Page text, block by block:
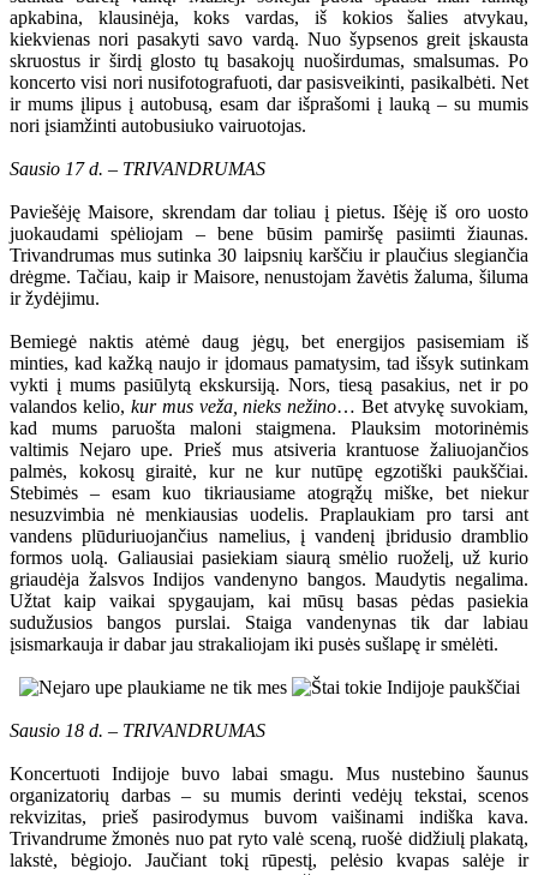
apkabina, klausinėja, koks vardas, iš kokios šalies atvykau,
kiekvienas nori pasakyti savo vardą. Nuo šypsenos greit įskausta
skruostus ir širdį glosto tų basakojų nuoširdumas, smalsumas. Po
koncerto visi nori nusifotografuoti, dar pasisveikinti, pasikalbėti. Net
ir mums įlipus į autobusą, esam dar išprašomi į lauką – su mumis
nori įsiamžinti autobusiuko vairuotojas.
Sausio 17 d. – TRIVANDRUMAS
Paviešėję Maisore, skrendam dar toliau į pietus. Išėję iš oro uosto
juokaudami spėliojam – bene būsim pamiršę pasiimti žiaunas.
Trivandrumas mus sutinka 30 laipsnių karščiu ir plaučius slegiančia
drėgme. Tačiau, kaip ir Maisore, nenustojam žavėtis žaluma, šiluma
ir žydėjimu.
Bemiegė naktis atėmė daug jėgų, bet energijos pasisemiam iš
minties, kad kažką naujo ir įdomaus pamatysim, tad išsyk sutinkam
vykti į mums pasiūlytą ekskursiją. Nors, tiesą pasakius, net ir po
valandos kelio, kur mus veža, nieks nežino… Bet atvykę suvokiam,
kad mums paruošta maloni staigmena. Plauksim motorinėmis
valtimis Nejaro upe. Prieš mus atsiveria krantuose žaliuojančios
palmės, kokosų giraitė, kur ne kur nutūpę egzotiški paukščiai.
Stebimės – esam kuo tikriausiame atogrąžų miške, bet niekur
nesuzvimbia nė menkiausias uodelis. Praplaukiam pro tarsi ant
vandens plūduriuojančius namelius, į vandenį įbridusio dramblio
formos uolą. Galiausiai pasiekiam siaurą smėlio ruoželį, už kurio
griaudėja žalsvos Indijos vandenyno bangos. Maudytis negalima.
Užtat kaip vaikai spygaujam, kai mūsų basas pėdas pasiekia
sudužusios bangos purslai. Staiga vandenynas tik dar labiau
įsismarkauja ir dabar jau strakaliojam iki pusės sušlapę ir smėlėti.
Sausio 18 d. – TRIVANDRUMAS
Koncertuoti Indijoje buvo labai smagu. Mus nustebino šaunus
organizatorių darbas – su mumis derinti vedėjų tekstai, scenos
rekvizitas, prieš pasirodymus buvom vaišinami indiška kava.
Trivandrume žmonės nuo pat ryto valė sceną, ruošė didžiulį plakatą,
lakstė, bėgiojo. Jaučiant tokį rūpestį, pelėsio kvapas salėje ir